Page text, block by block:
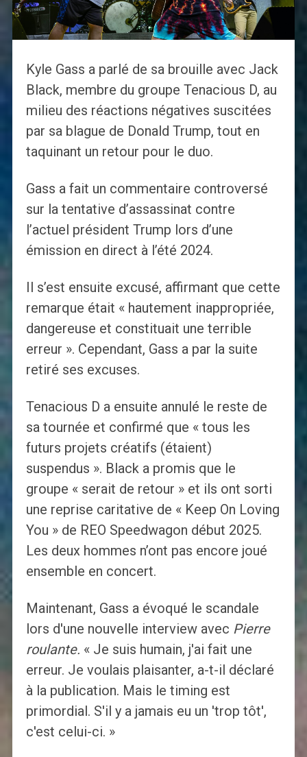
Kyle Gass a parlé de sa brouille avec Jack
Black, membre du groupe Tenacious D, au
milieu des réactions négatives suscitées
par sa blague de Donald Trump, tout en
taquinant un retour pour le duo.
Gass a fait un commentaire controversé
sur la tentative d’assassinat contre
l’actuel président Trump lors d’une
émission en direct à l’été 2024.
Il s’est ensuite excusé, affirmant que cette
remarque était « hautement inappropriée,
dangereuse et constituait une terrible
erreur ». Cependant, Gass a par la suite
retiré ses excuses.
Tenacious D a ensuite annulé le reste de
sa tournée et confirmé que « tous les
futurs projets créatifs (étaient)
suspendus ». Black a promis que le
groupe « serait de retour » et ils ont sorti
une reprise caritative de « Keep On Loving
You » de REO Speedwagon début 2025.
Les deux hommes n’ont pas encore joué
ensemble en concert.
Maintenant, Gass a évoqué le scandale
lors d'une nouvelle interview avec Pierre
roulante. « Je suis humain, j'ai fait une
erreur. Je voulais plaisanter, a-t-il déclaré
à la publication. Mais le timing est
primordial. S'il y a jamais eu un 'trop tôt',
c'est celui-ci. »